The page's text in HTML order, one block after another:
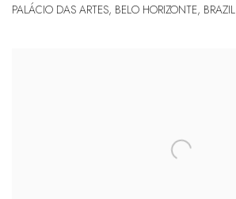
PALÁCIO DAS ARTES, BELO HORIZONTE, BRAZIL